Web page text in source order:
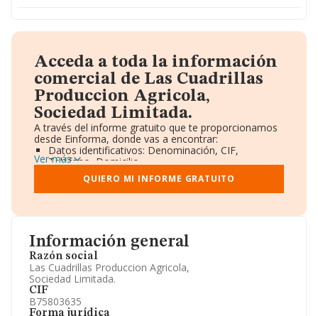
Información general
Razón social
Las Cuadrillas Produccion Agricola,
Sociedad Limitada.
CIF
B75803635
Forma jurídica
Acceda a toda la información
comercial de Las Cuadrillas
Produccion Agricola,
Sociedad Limitada.
A través del informe gratuito que te proporcionamos
desde Einforma, donde vas a encontrar:
Datos identificativos: Denominación, CIF,
Teléfono, Domicilio.
Informe Mercantil Completo (BORME).
Gráficos de Evolución Ventas y Empleados.
Consejo de Administración y Administradores.
Accionistas.
Artículos de prensa publicados sobre la empresa.
Información oficial y registral complementaria.
Ver más
QUIERO MI INFORME GRATUITO